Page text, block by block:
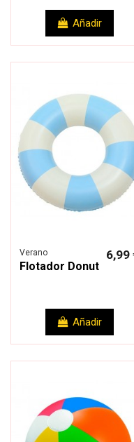
Añadir
Verano
Flotador Donut
6,99
Añadir